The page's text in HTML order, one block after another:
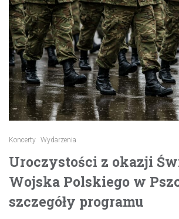
Koncerty Wydarzenia
Uroczystości z okazji
Wojska Polskiego w
szczegóły programu